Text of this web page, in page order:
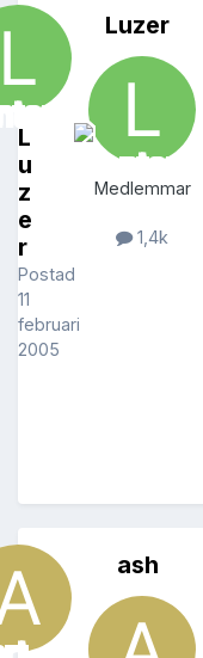
L
u
z
e
r
Postad
11
februari
2005
Luzer
Medlemmar
1,4k
ash